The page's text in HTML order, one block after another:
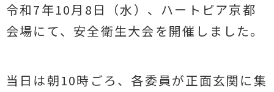
令和7年10月8日（水）、ハートピア京都
会場にて、安全衛生大会を開催しました。
当日は朝10時ごろ、各委員が正面玄関に集